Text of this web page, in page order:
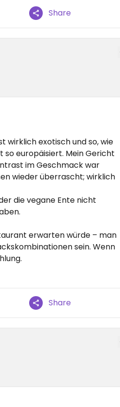
Share
wirklich exotisch und so, wie
so europäisiert. Mein Gericht
im Geschmack war
wieder überrascht; wirklich
die vegane Ente nicht
erwarten würde – man
sein. Wenn
Share